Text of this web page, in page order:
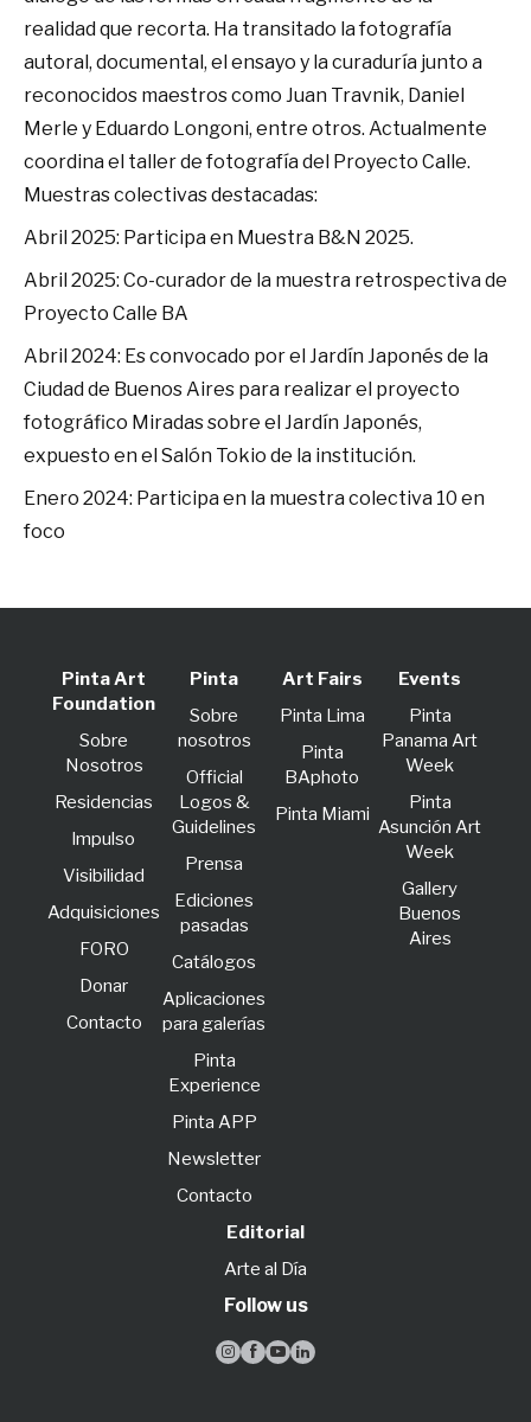
realidad que recorta. Ha transitado la fotografía
autoral, documental, el ensayo y la curaduría junto a
reconocidos maestros como Juan Travnik, Daniel
Merle y Eduardo Longoni, entre otros. Actualmente
coordina el taller de fotografía del Proyecto Calle.
Muestras colectivas destacadas:
Abril 2025: Participa en Muestra B&N 2025.
Abril 2025: Co-curador de la muestra retrospectiva de
Proyecto Calle BA
Abril 2024: Es convocado por el Jardín Japonés de la
Ciudad de Buenos Aires para realizar el proyecto
fotográfico Miradas sobre el Jardín Japonés,
expuesto en el Salón Tokio de la institución.
Enero 2024: Participa en la muestra colectiva 10 en
foco
Pinta Art
Foundation
Sobre
Nosotros
Residencias
lmpulso
Visibilidad
Adquisiciones
FORO
Donar
Contacto
Pinta
Sobre
nosotros
Official
Logos &
Guidelines
Prensa
Ediciones
pasadas
Catálogos
Aplicaciones
para galerías
Pinta
Experience
Pinta APP
Newsletter
Contacto
Art Fairs
Pinta Lima
Pinta
BAphoto
Pinta Miami
Events
Pinta
Panama Art
Week
Pinta
Asunción Art
Week
Gallery
Buenos
Aires
Editorial
Arte al Día
Follow us
   